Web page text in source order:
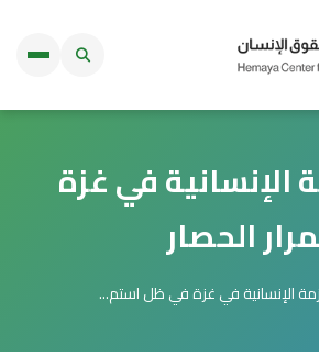
الإنسانية في غزة
الحصار
الإنسانية في غزة في ظل استم...